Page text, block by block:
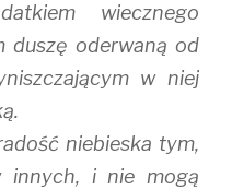
wiecznego
duszę oderwaną od
w niej
niebieska tym,
innych, i nie mogą